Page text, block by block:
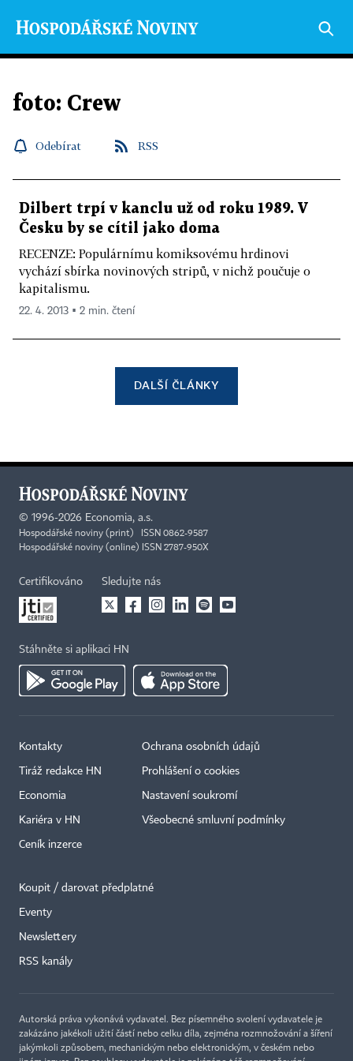
foto: Crew
Odebírat RSS
Dilbert trpí v kanclu už od roku 1989. V
Česku by se cítil jako doma
RECENZE: Populárnímu komiksovému hrdinovi
vychází sbírka novinových stripů, v nichž poučuje o
kapitalismu.
22. 4. 2013 ▪ 2 min. čtení
DALŠÍ ČLÁNKY
© 1996-2026 Economia, a.s.
Hospodářské noviny (print) ISSN 0862-9587
Hospodářské noviny (online) ISSN 2787-950X
Certifikováno Sledujte nás
Stáhněte si aplikaci HN
Kontakty
Tiráž redakce HN
Economia
Kariéra v HN
Ceník inzerce
Ochrana osobních údajů
Prohlášení o cookies
Nastavení soukromí
Všeobecné smluvní podmínky
Koupit / darovat předplatné
Eventy
Newslettery
RSS kanály
Autorská práva vykonává vydavatel. Bez písemného svolení vydavatele je
zakázáno jakékoli užití částí nebo celku díla, zejména rozmnožování a šíření
jakýmkoli způsobem, mechanickým nebo elektronickým, v českém nebo